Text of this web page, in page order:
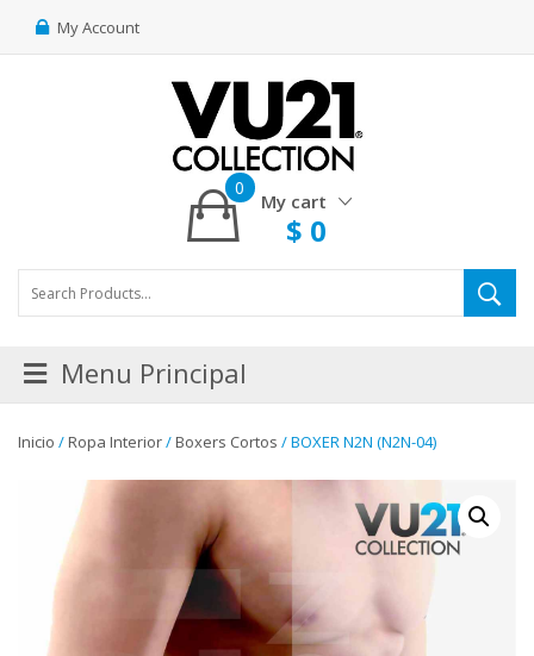
My Account
My cart
0
$ 0
Menu Principal
Inicio /Ropa Interior/Boxers Cortos / BOXER N2N (N2N-04)